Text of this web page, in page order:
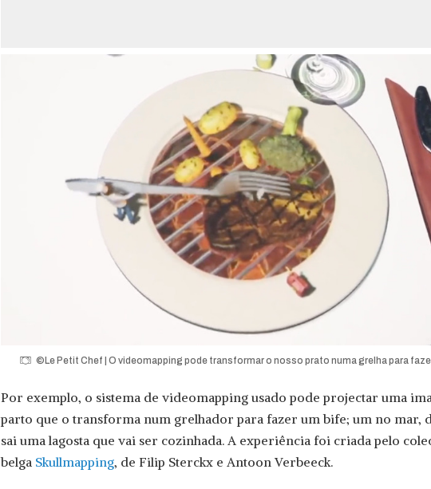
©Le Petit Chef | O videomapping pode transformar o nosso prato numa grelha para
Por exemplo, o sistema de videomapping usado pode projectar uma
parto que o transforma num grelhador para fazer um bife; um no mar,
sai uma lagosta que vai ser cozinhada. A experiência foi criada pelo
belga Skullmapping, de Filip Sterckx e Antoon Verbeeck.